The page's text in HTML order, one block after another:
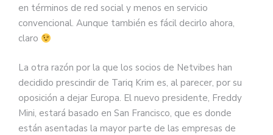
en términos de red social y menos en servicio
convencional. Aunque también es fácil decirlo ahora,
claro
La otra razón por la que los socios de Netvibes han
decidido prescindir de Tariq Krim es, al parecer, por su
oposición a dejar Europa. El nuevo presidente, Freddy
Mini, estará basado en San Francisco, que es donde
están asentadas la mayor parte de las empresas de